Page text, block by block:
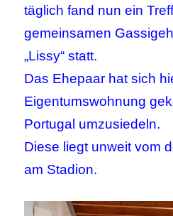
täglich fand nun ein
gemeinsamen
„Lissy“ statt.
Das Ehepaar hat sich
Eigentumswohnung
Portugal umzusiedeln.
Diese liegt unweit vom
am Stadion.